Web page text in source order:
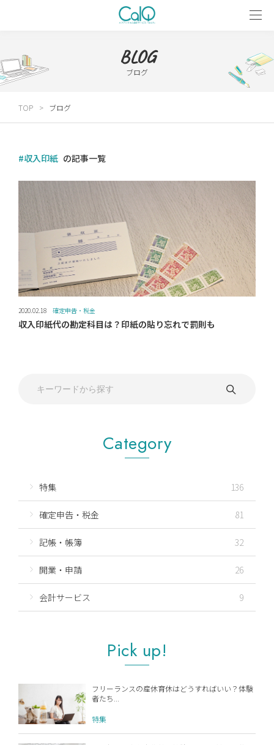
BLOG
ブログ
TOP ブログ
#収入印紙 の記事一覧
2020.02.18 確定申告・税金
収入印紙代の勘定科目は？印紙の貼り忘れで罰則も
Category
特集 136
確定申告・税金 81
記帳・帳簿 32
開業・申請 26
会計サービス 9
Pick up!
フリーランスの産休育休はどうすればいい？体験
者たち...
特集